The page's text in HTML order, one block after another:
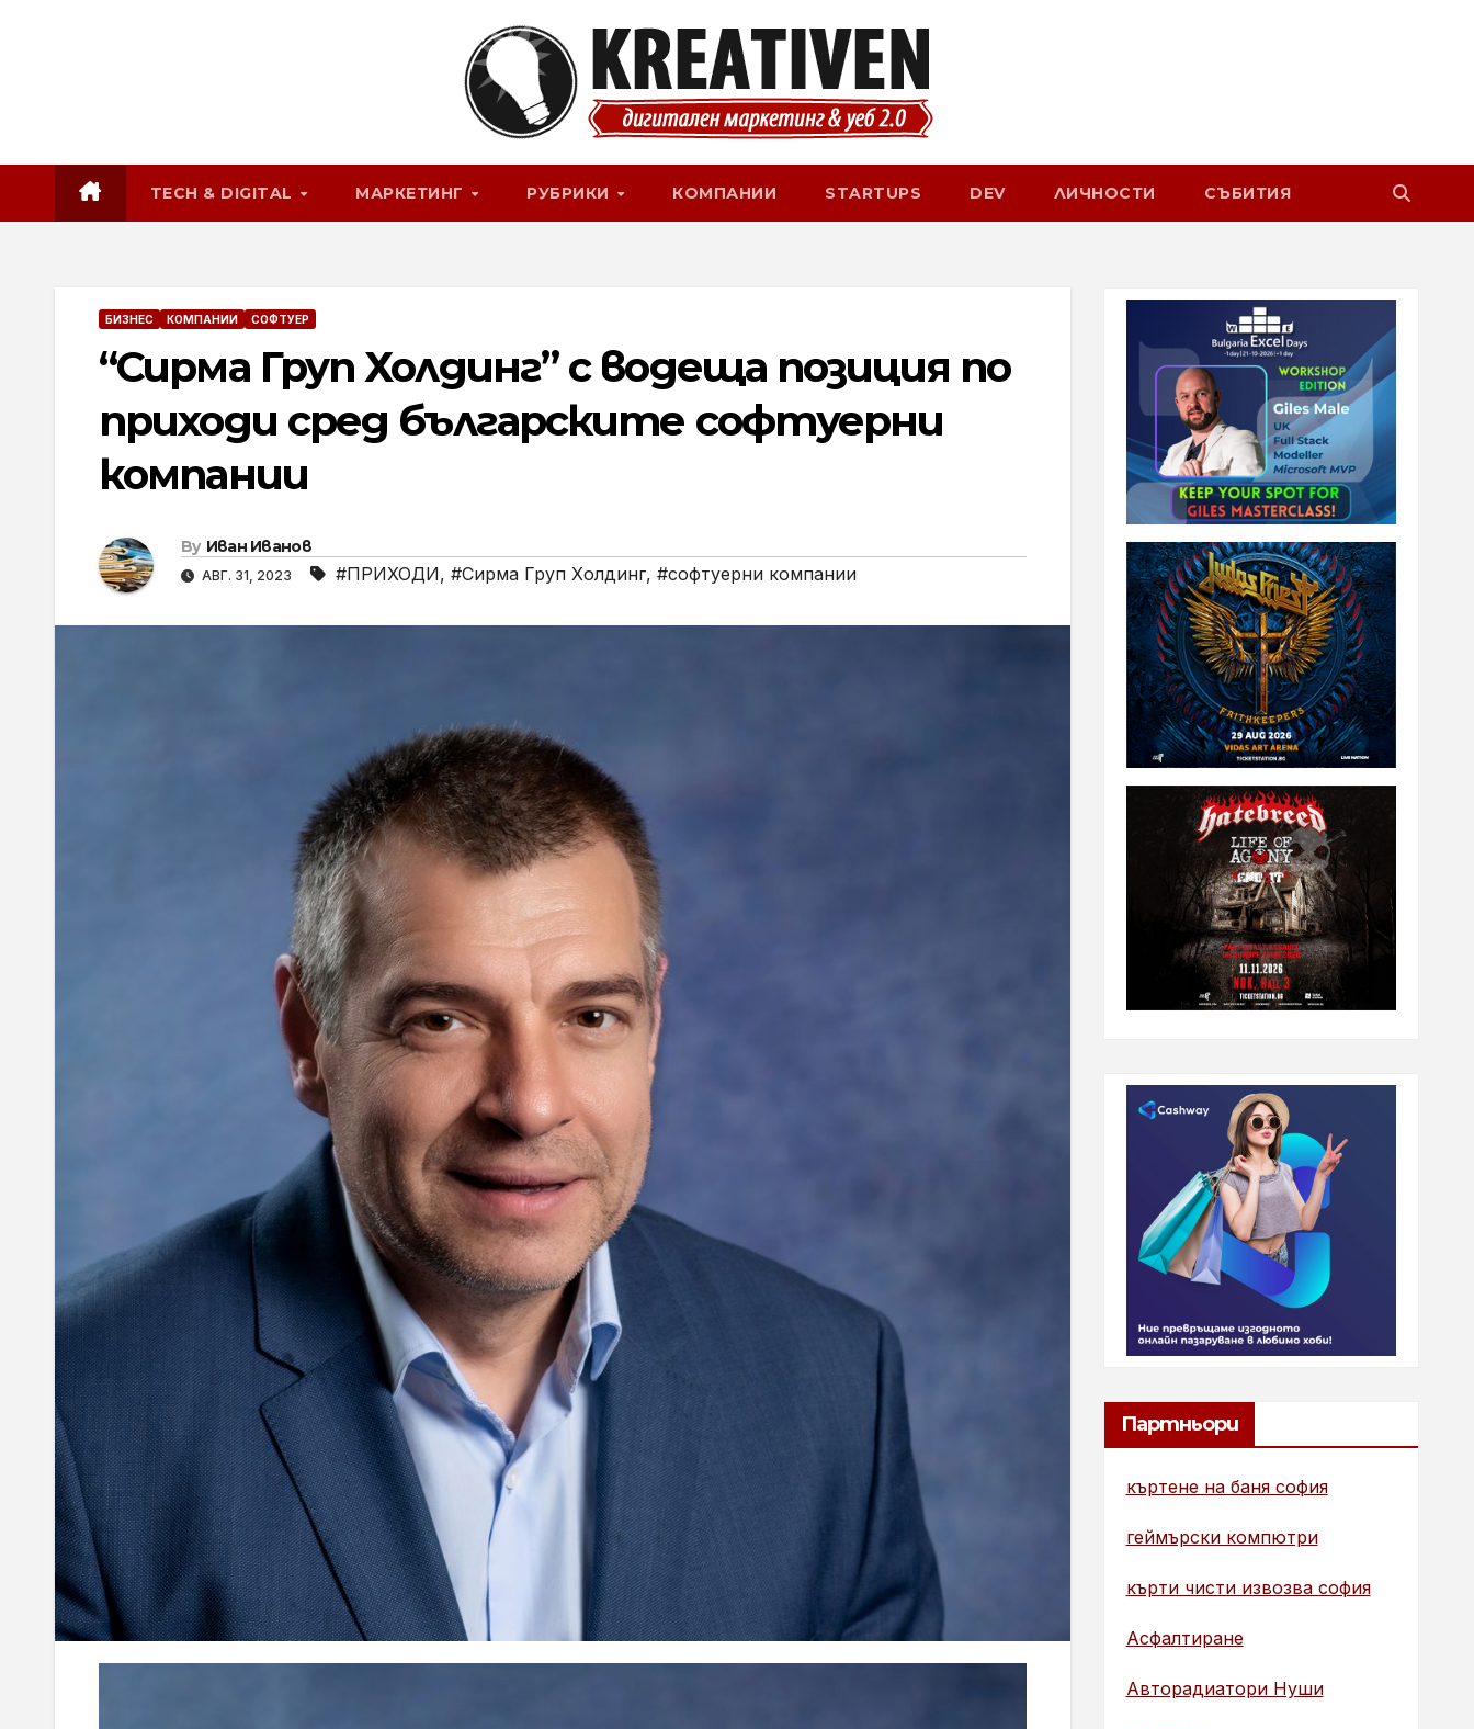
TECH & DIGITAL МАРКЕТИНГ РУБРИКИ КОМПАНИИ STARTUPS DEV ЛИЧНОСТИ СЪБИТИЯ
БИЗНЕС КОМПАНИИ СОФТУЕР
“Сирма Груп Холдинг” с водеща позиция по
приходи сред българските софтуерни
компании
By Иван Иванов
АВГ. 31, 2023 #ПРИХОДИ, #Сирма Груп Холдинг, #софтуерни компании
Партньори
къртене на баня софия
геймърски компютри
кърти чисти извозва софия
Асфалтиране
Авторадиатори Нуши